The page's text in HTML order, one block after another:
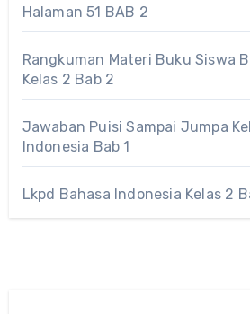
Halaman 51 BAB 2
Rangkuman Materi Buku Siswa
Kelas 2 Bab 2
Jawaban Puisi Sampai Jumpa
Indonesia Bab 1
Lkpd Bahasa Indonesia Kelas 2